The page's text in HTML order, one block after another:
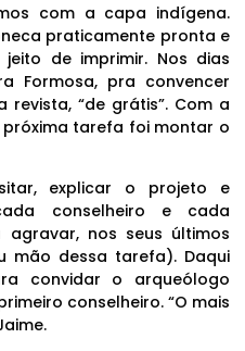
com a capa indígena.
praticamente pronta e
de imprimir. Nos dias
Formosa, pra convencer
revista, “de grátis”. Com a
tarefa foi montar o
explicar o projeto e
conselheiro e cada
nos seus últimos
mão dessa tarefa). Daqui
convidar o arqueólogo
conselheiro. “O mais